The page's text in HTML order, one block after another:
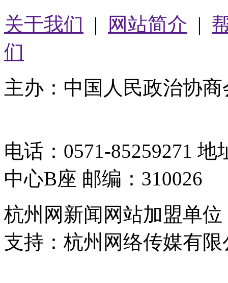
关于我们 | 网站简介 |
们
主办：中国人民政治协
电话：0571-85259271
中心B座 邮编：310026
杭州网新闻网站加盟单
支持：杭州网络传媒有限